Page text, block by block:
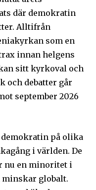
där demokratin
Alltifrån
som en
innan helgens
sitt kyrkoval och
och debatter går
september 2026
på olika
i världen. De
nu en minoritet i
globalt.